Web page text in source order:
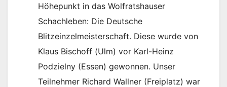
Höhepunkt in das Wolfratshauser
Schachleben: Die Deutsche
Blitzeinzelmeisterschaft. Diese wurde von
Klaus Bischoff (Ulm) vor Karl-Heinz
Podzielny (Essen) gewonnen. Unser
Teilnehmer Richard Wallner (Freiplatz) war